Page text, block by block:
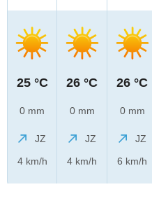
25 °C
0 mm
JZ
4 km/h
26 °C
0 mm
JZ
4 km/h
26 °C
0 mm
JZ
6 km/h